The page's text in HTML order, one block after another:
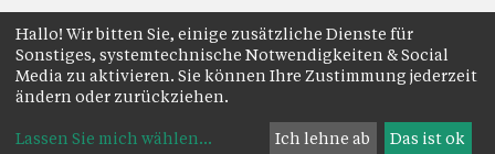
ImpressumDatenschutz Anmelden
Hallo! Wir bitten Sie, einige zusätzliche Dienste für
Sonstiges, systemtechnische Notwendigkeiten & Social
Media zu aktivieren. Sie können Ihre Zustimmung jederzeit
ändern oder zurückziehen.
Lassen Sie mich wählen... Ich lehne ab Das ist ok